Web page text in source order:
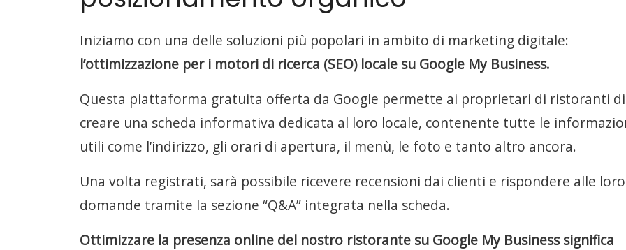
Iniziamo con una delle soluzioni più popolari in ambito di marketing digitale:
l’ottimizzazione per i motori di ricerca (SEO) locale su Google My Business.
Questa piattaforma gratuita offerta da Google permette ai proprietari di ristoranti di
creare una scheda informativa dedicata al loro locale, contenente tutte le
utili come l’indirizzo, gli orari di apertura, il menù, le foto e tanto altro ancora.
Una volta registrati, sarà possibile ricevere recensioni dai clienti e rispondere alle loro
domande tramite la sezione “Q&A” integrata nella scheda.
Ottimizzare la presenza online del nostro ristorante su Google My Business significa